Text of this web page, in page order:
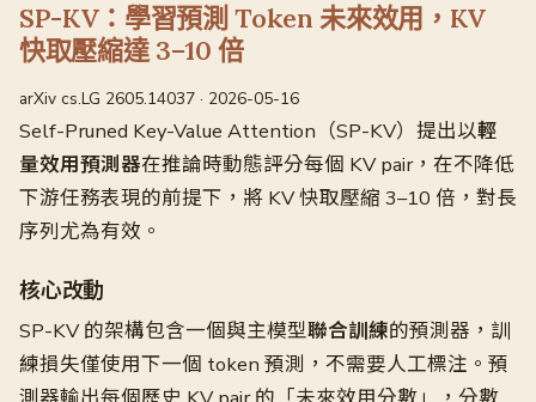
SP-KV：學習預測 Token 未來效用，KV
快取壓縮達 3–10 倍
arXiv cs.LG 2605.14037 · 2026-05-16
Self-Pruned Key-Value Attention（SP-KV）提出以輕
量效用預測器在推論時動態評分每個 KV pair，在不降低
下游任務表現的前提下，將 KV 快取壓縮 3–10 倍，對長
序列尤為有效。
核心改動
SP-KV 的架構包含一個與主模型聯合訓練的預測器，訓
練損失僅使用下一個 token 預測，不需要人工標注。預